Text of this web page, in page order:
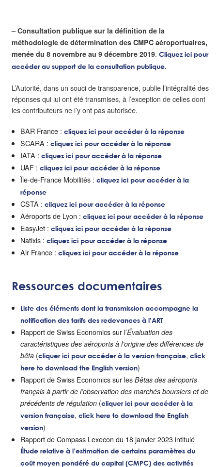
– Consultation publique sur la définition de la
méthodologie de détermination des CMPC aéroportuaires,
menée du 8 novembre au 9 décembre 2019. Cliquez ici pour
accéder au support de la consultation publique.
L’Autorité, dans un souci de transparence, publie l’intégralité des
réponses qui lui ont été transmises, à l’exception de celles dont
les contributeurs ne l’y ont pas autorisée.
BAR France : cliquez ici pour accéder à la réponse
SCARA : cliquez ici pour accéder à la réponse
IATA : cliquez ici pour accéder à la réponse
UAF : cliquez ici pour accéder à la réponse
Île-de-France Mobilités : cliquez ici pour accéder à la
réponse
CSTA : cliquez ici pour accéder à la réponse
Aéroports de Lyon : cliquez ici pour accéder à la réponse
EasyJet : cliquez ici pour accéder à la réponse
Natixis : cliquez ici pour accéder à la réponse
Air France : cliquez ici pour accéder à la réponse
Ressources documentaires
Liste des éléments dont la transmission accompagne la
notification des tarifs des redevances à l’ART
Rapport de Swiss Economics sur l’Évaluation des
caractéristiques des aéroports à l’origine des différences de
bêta(cliquer ici pour accéder à la version française, click
here to download the English version)
Rapport de Swiss Economics sur les Bêtas des aéroports
français à partir de l’observation des marchés boursiers et de
précédents de régulation(cliquer ici pour accéder à la
version française, click here to download the English
version)
Rapport de Compass Lexecon du 18 janvier 2023 intitulé
Étude relative à l’estimation de certains paramètres du
coût moyen pondéré du capital (CMPC) des activités